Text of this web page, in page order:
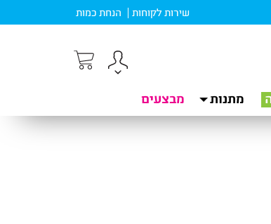
שירות לקוחות הנחת כמות
מתנות מבצעים